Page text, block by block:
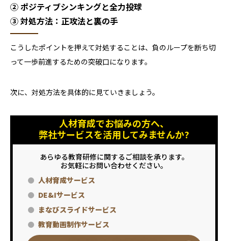
② ポジティブシンキングと全力投球
③ 対処方法：正攻法と裏の手
こうしたポイントを押えて対処することは、負のループを断ち切
って一歩前進するための突破口になります。
次に、対処方法を具体的に見ていきましょう。
人材育成でお悩みの方へ、
弊社サービスを活用してみませんか?
あらゆる教育研修に関するご相談を承ります。
お気軽にお問い合わせください。
人材育成サービス
DE&Iサービス
まなびスライドサービス
教育動画制作サービス